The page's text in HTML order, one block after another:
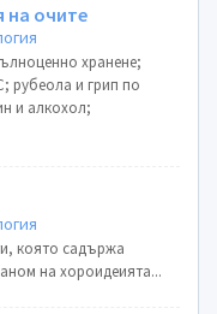
на очите
хранене;
рубеола и грип по
и алкохол;
която садържа
на хороидеията...